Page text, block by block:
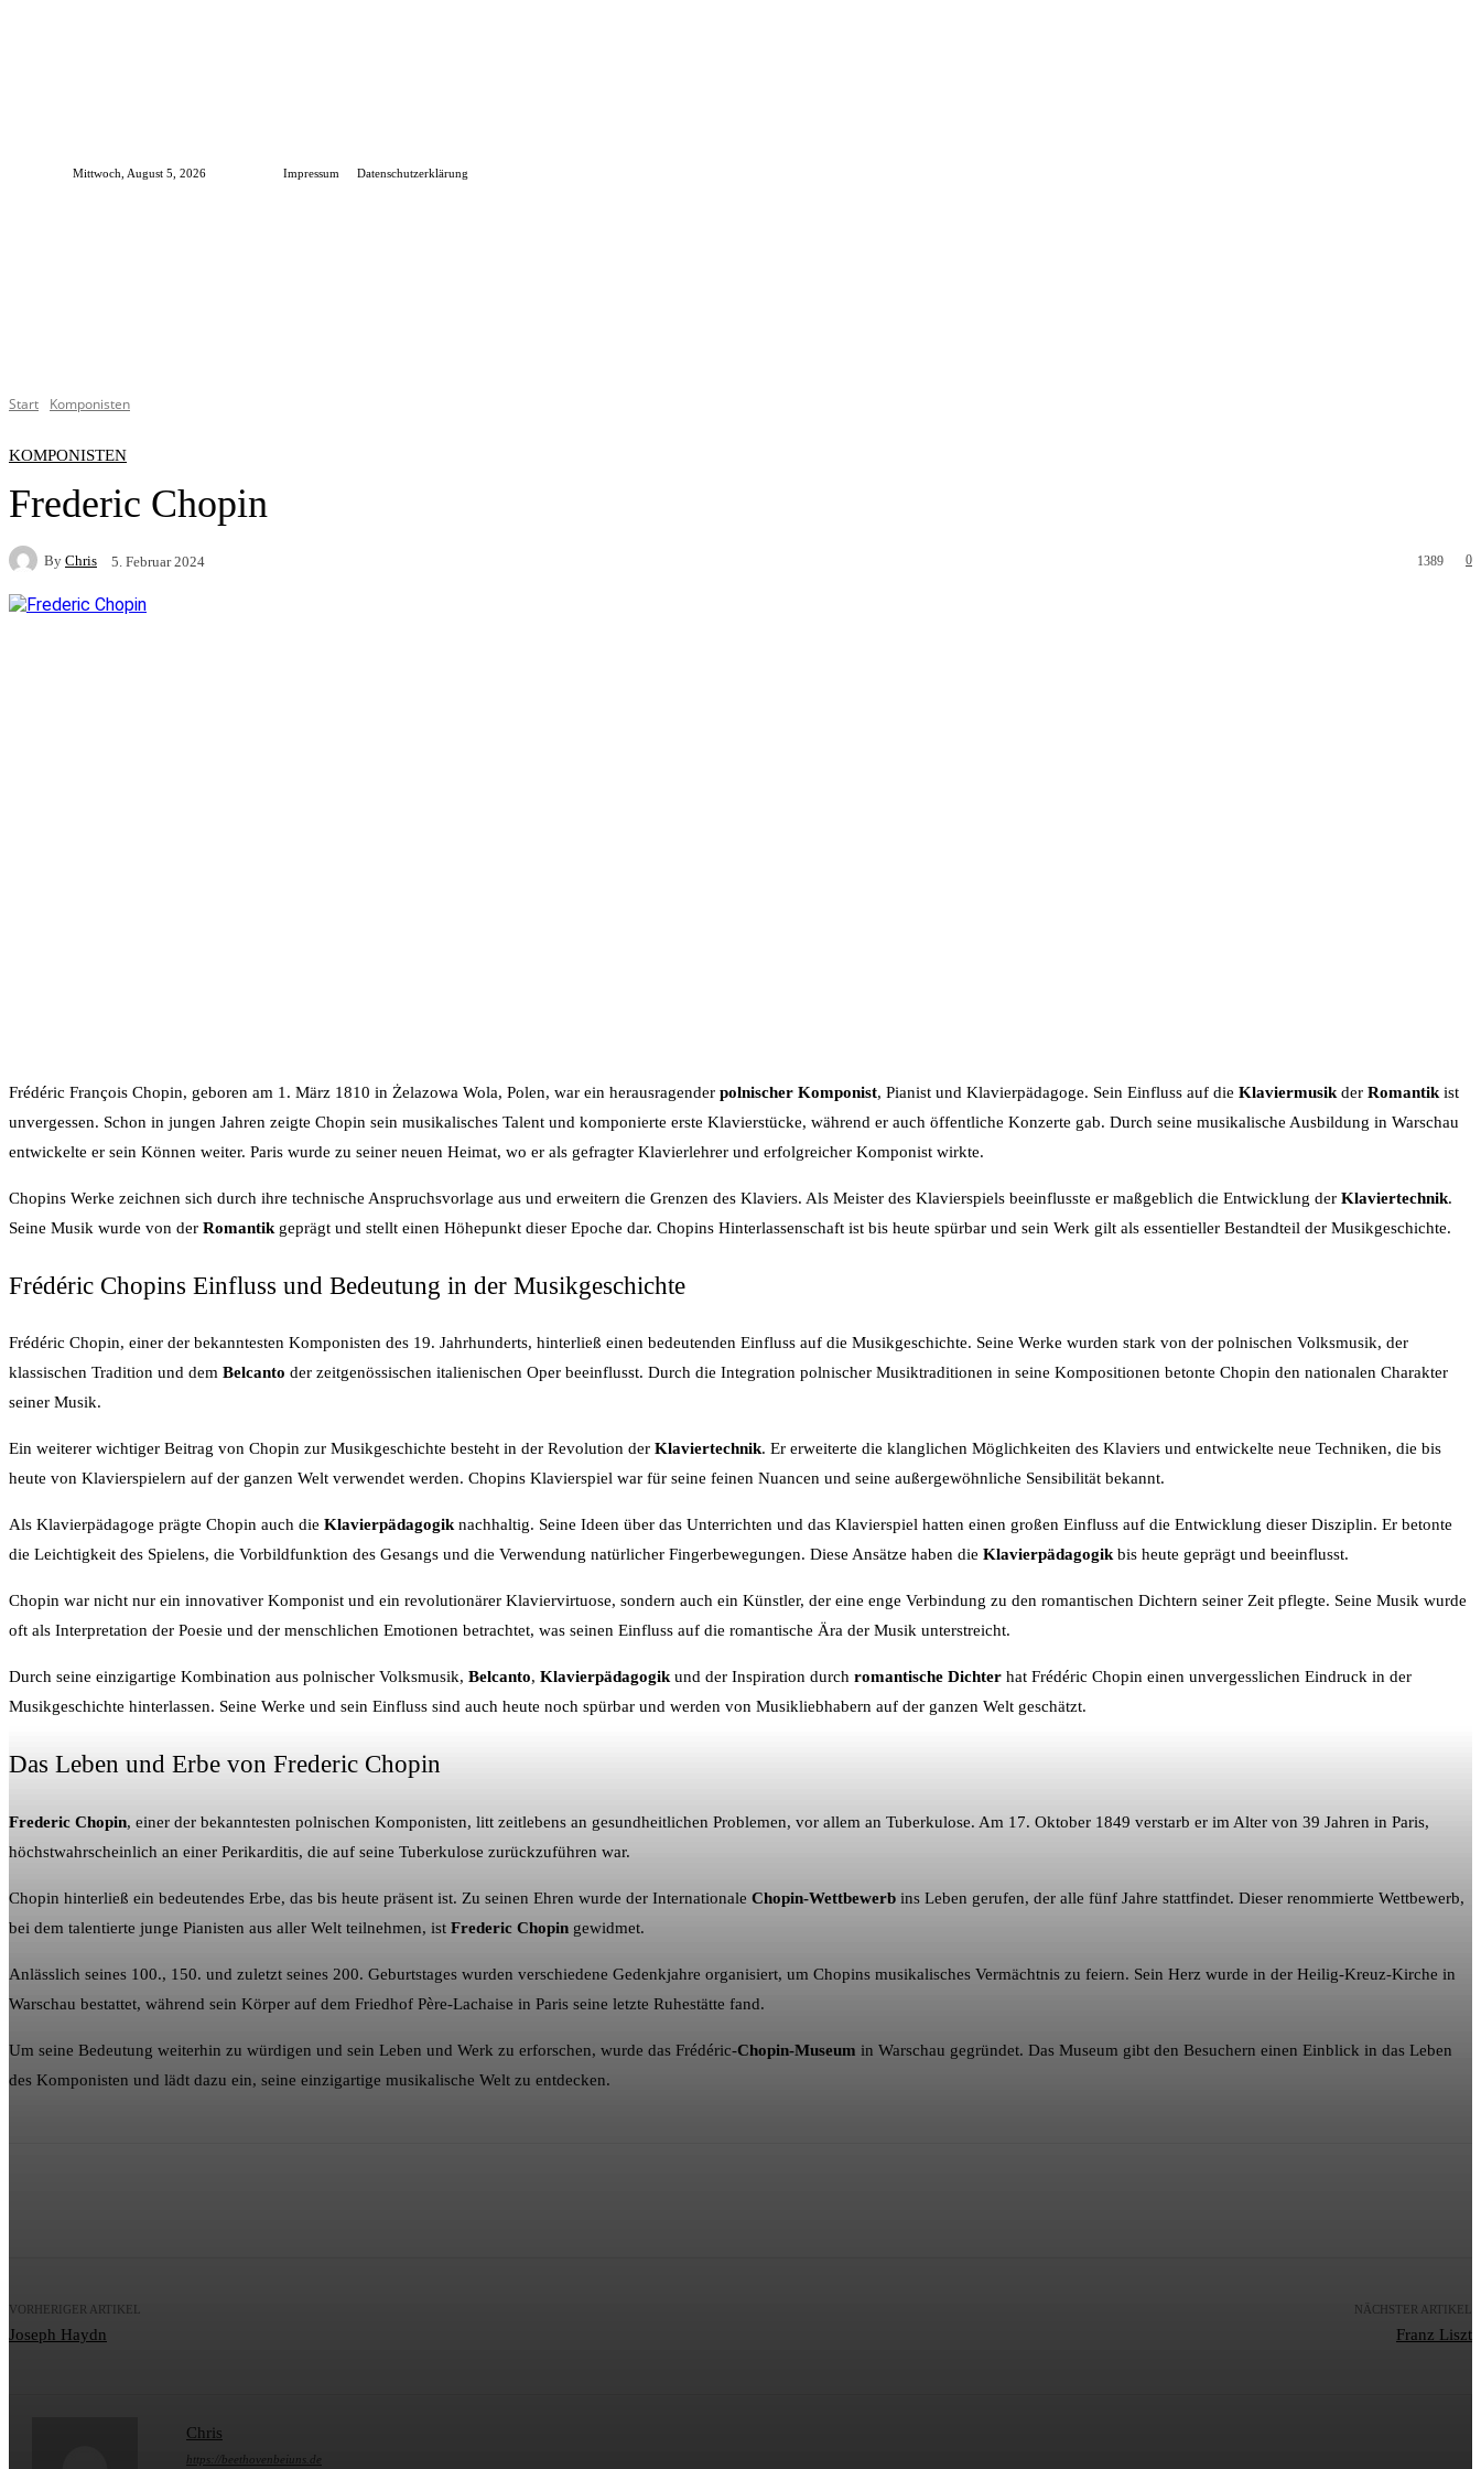
Mittwoch, August 5, 2026 Impressum Datenschutzerklärung
Start Komponisten
KOMPONISTEN
Frederic Chopin
By Chris 5. Februar 2024 0
1389
Frédéric François Chopin, geboren am 1. März 1810 in Żelazowa Wola, Polen, war ein herausragender polnischer Komponist, Pianist und Klavierpädagoge. Sein Einfluss auf die Klaviermusik der Romantik ist
unvergessen. Schon in jungen Jahren zeigte Chopin sein musikalisches Talent und komponierte erste Klavierstücke, während er auch öffentliche Konzerte gab. Durch seine musikalische Ausbildung in Warschau
entwickelte er sein Können weiter. Paris wurde zu seiner neuen Heimat, wo er als gefragter Klavierlehrer und erfolgreicher Komponist wirkte.
Chopins Werke zeichnen sich durch ihre technische Anspruchsvorlage aus und erweitern die Grenzen des Klaviers. Als Meister des Klavierspiels beeinflusste er maßgeblich die Entwicklung der Klaviertechnik.
Seine Musik wurde von der Romantik geprägt und stellt einen Höhepunkt dieser Epoche dar. Chopins Hinterlassenschaft ist bis heute spürbar und sein Werk gilt als essentieller Bestandteil der Musikgeschichte.
Frédéric Chopins Einfluss und Bedeutung in der Musikgeschichte
Frédéric Chopin, einer der bekanntesten Komponisten des 19. Jahrhunderts, hinterließ einen bedeutenden Einfluss auf die Musikgeschichte. Seine Werke wurden stark von der polnischen Volksmusik, der
klassischen Tradition und dem Belcanto der zeitgenössischen italienischen Oper beeinflusst. Durch die Integration polnischer Musiktraditionen in seine Kompositionen betonte Chopin den nationalen Charakter
seiner Musik.
Ein weiterer wichtiger Beitrag von Chopin zur Musikgeschichte besteht in der Revolution der Klaviertechnik. Er erweiterte die klanglichen Möglichkeiten des Klaviers und entwickelte neue Techniken, die bis
heute von Klavierspielern auf der ganzen Welt verwendet werden. Chopins Klavierspiel war für seine feinen Nuancen und seine außergewöhnliche Sensibilität bekannt.
Als Klavierpädagoge prägte Chopin auch die Klavierpädagogiknachhaltig. Seine Ideen über das Unterrichten und das Klavierspiel hatten einen großen Einfluss auf die Entwicklung dieser Disziplin. Er betonte
die Leichtigkeit des Spielens, die Vorbildfunktion des Gesangs und die Verwendung natürlicher Fingerbewegungen. Diese Ansätze haben die Klavierpädagogikbis heute geprägt und beeinflusst.
Chopin war nicht nur ein innovativer Komponist und ein revolutionärer Klaviervirtuose, sondern auch ein Künstler, der eine enge Verbindung zu den romantischen Dichtern seiner Zeit pflegte. Seine Musik wurde
oft als Interpretation der Poesie und der menschlichen Emotionen betrachtet, was seinen Einfluss auf die romantische Ära der Musik unterstreicht.
Durch seine einzigartige Kombination aus polnischer Volksmusik, Belcanto, Klavierpädagogikund der Inspiration durch romantische Dichter hat Frédéric Chopin einen unvergesslichen Eindruck in der
Musikgeschichte hinterlassen. Seine Werke und sein Einfluss sind auch heute noch spürbar und werden von Musikliebhabern auf der ganzen Welt geschätzt.
Das Leben und Erbe von Frederic Chopin
Frederic Chopin, einer der bekanntesten polnischen Komponisten, litt zeitlebens an gesundheitlichen Problemen, vor allem an Tuberkulose. Am 17. Oktober 1849 verstarb er im Alter von 39 Jahren in Paris,
höchstwahrscheinlich an einer Perikarditis, die auf seine Tuberkulose zurückzuführen war.
Chopin hinterließ ein bedeutendes Erbe, das bis heute präsent ist. Zu seinen Ehren wurde der Internationale Chopin-Wettbewerb ins Leben gerufen, der alle fünf Jahre stattfindet. Dieser renommierte Wettbewerb,
bei dem talentierte junge Pianisten aus aller Welt teilnehmen, ist Frederic Chopin gewidmet.
Anlässlich seines 100., 150. und zuletzt seines 200. Geburtstages wurden verschiedene Gedenkjahre organisiert, um Chopins musikalisches Vermächtnis zu feiern. Sein Herz wurde in der Heilig-Kreuz-Kirche in
Warschau bestattet, während sein Körper auf dem Friedhof Père-Lachaise in Paris seine letzte Ruhestätte fand.
Um seine Bedeutung weiterhin zu würdigen und sein Leben und Werk zu erforschen, wurde das Frédéric-Chopin-Museum in Warschau gegründet. Das Museum gibt den Besuchern einen Einblick in das Leben
des Komponisten und lädt dazu ein, seine einzigartige musikalische Welt zu entdecken.
VORHERIGER ARTIKEL
Joseph Haydn
NÄCHSTER ARTIKEL
Franz Liszt
Chris
https://beethovenbeiuns.de